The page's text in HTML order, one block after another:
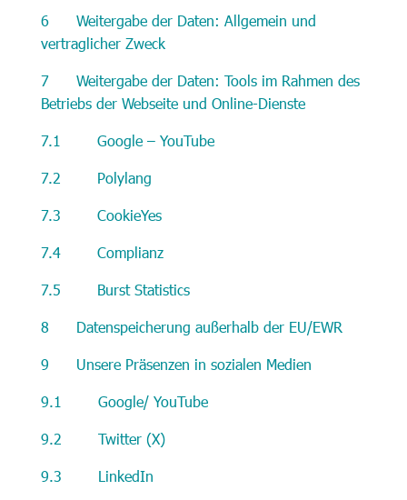
6 Weitergabe der Daten: Allgemein und
vertraglicher Zweck
7 Weitergabe der Daten: Tools im Rahmen des
Betriebs der Webseite und Online-Dienste
7.1 Google – YouTube
7.2 Polylang
7.3 CookieYes
7.4 Complianz
7.5 Burst Statistics
8 Datenspeicherung außerhalb der EU/EWR
9 Unsere Präsenzen in sozialen Medien
9.1 Google/ YouTube
9.2 Twitter (X)
9.3 LinkedIn